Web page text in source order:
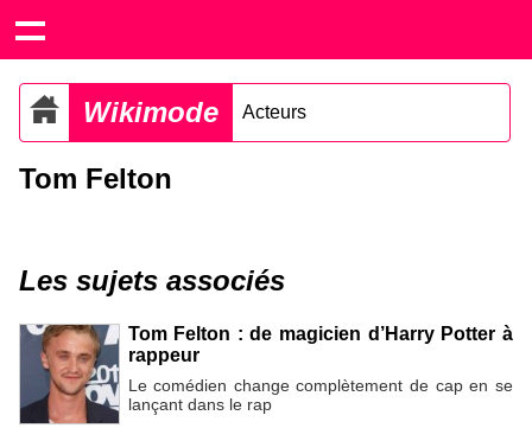
Wikimode Acteurs
Tom Felton
Les sujets associés
Tom Felton : de magicien d’Harry Potter à
rappeur
Le comédien change complètement de cap en se
lançant dans le rap